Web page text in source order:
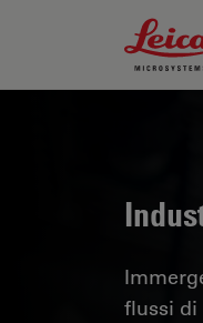
Leica
flussi di